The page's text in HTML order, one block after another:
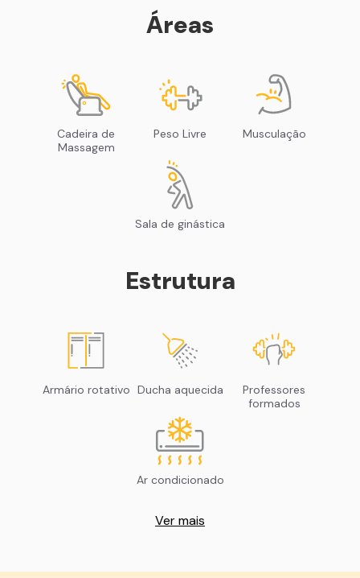
Áreas
Cadeira de
Massagem
Peso Livre Musculação
Sala de ginástica
Estrutura
Armário rotativo Ducha aquecida
Professores
formados
Ar condicionado
Ver mais